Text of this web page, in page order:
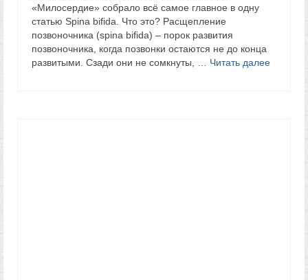
«Милосердие» собрало всё самое главное в одну
статью Spina bifida. Что это? Расщепление
позвоночника (spina bifida) – порок развития
позвоночника, когда позвонки остаются не до конца
развитыми. Сзади они не сомкнуты, … Читать далее